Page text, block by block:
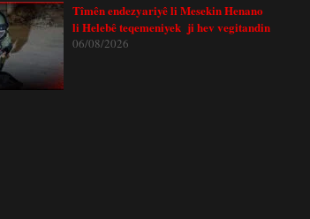
Tîmên endezyariyê li Mesekin Henano
li Helebê teqemeniyek ji hev vegitandin
06/08/2026